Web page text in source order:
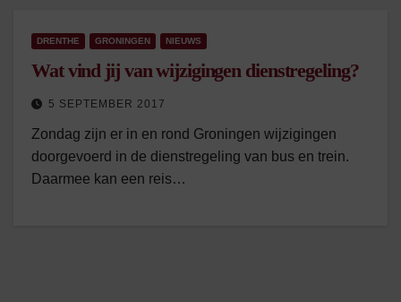
DRENTHE GRONINGEN NIEUWS
Wat vind jij van wijzigingen dienstregeling?
5 SEPTEMBER 2017
Zondag zijn er in en rond Groningen wijzigingen
doorgevoerd in de dienstregeling van bus en trein.
Daarmee kan een reis…